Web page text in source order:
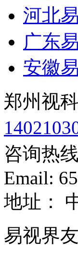
河北
广东
安徽
郑州视
咨询热线
Email:
地址：
易视界